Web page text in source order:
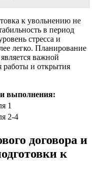
к увольнению не
в период
стресса и
легко. Планирование
важной
работы и открытия
выполнения:
1
2-4
договора и
к